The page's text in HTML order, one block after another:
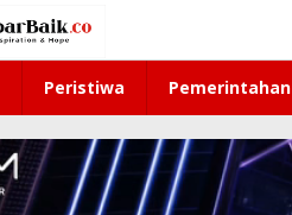
Peristiwa Pemerintahan